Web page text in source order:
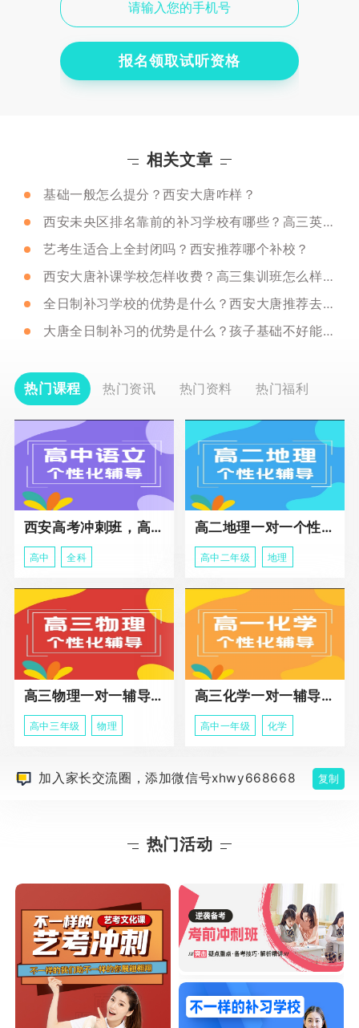
报名领取试听资格
相关文章
基础一般怎么提分？西安大唐咋样？
西安未央区排名靠前的补习学校有哪些？高三英语如何提升？
艺考生适合上全封闭吗？西安推荐哪个补校？
西安大唐补课学校怎样收费？高三集训班怎么样呢？
全日制补习学校的优势是什么？西安大唐推荐去吗？
大唐全日制补习的优势是什么？孩子基础不好能去吗？
热门课程 热门资讯 热门资料 热门福利
西安高考冲刺班，高三全科辅导
高中 全科
高二地理一对一个性化冲刺辅导课程
高中二年级 地理
高三物理一对一辅导课程
高中三年级 物理
高三化学一对一辅导课程
高中一年级 化学
加入家长交流圈，添加微信号xhwy668668 复制
热门活动